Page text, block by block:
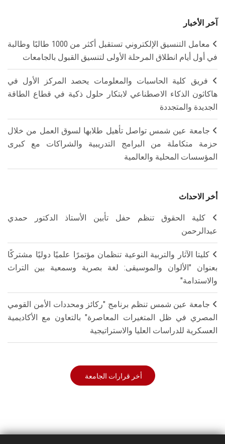
آخر الأخبار
معامل التنسيق الإلكتروني تستقبل أكثر من 1000 طالبًا وطالبة
في أول أيام انطلاق المرحلة الأولى لتنسيق القبول بالجامعات
فريق كلية الحاسبات والمعلومات يحصد المركز الأول في
هاكاثون الذكاء الاصطناعي لابتكار حلول ذكية في قطاع الطاقة
الجديدة والمتجددة
جامعة عين شمس تواصل تأهيل طلابها لسوق العمل من خلال
حزمة متكاملة من البرامج التدريبية والشراكات مع كبرى
المؤسسات المحلية والعالمية
أخر الاحداث
كلية الحقوق تنظم حفل تأبين الأستاذ الدكتور حمدي
عبدالرحمن
كليتا الآثار والتربية النوعية تنظمان مؤتمرًا علميًا دوليًا مشتركًا
بعنوان "الألوان والموسيقى: لغة بصرية وسمعية بين التراث
والاستدامة"
جامعة عين شمس تنظم برنامج "ركائز ومحددات الأمن القومي
المصري في ظل المتغيرات المعاصرة" بالتعاون مع الأكاديمية
العسكرية للدراسات العليا والاستراتيجية
أخر قرارات الجامعة